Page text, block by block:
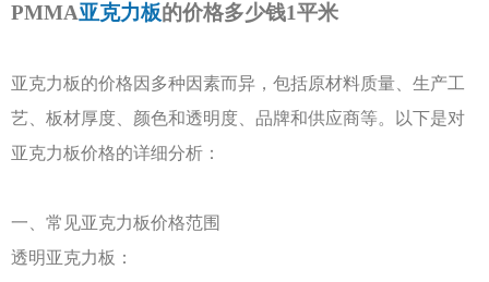
PMMA亚克力板的价格多少钱1平米
亚克力板的价格因多种因素而异，包括原材料质量、生产工
艺、板材厚度、颜色和透明度、品牌和供应商等。以下是对
亚克力板价格的详细分析：
一、常见亚克力板价格范围
透明亚克力板：